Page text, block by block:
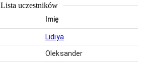
Lista uczestników
Imię
Lidiya
Oleksander